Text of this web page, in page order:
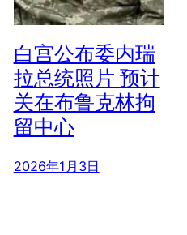
白宫公布委内瑞
拉总统照片 预计
关在布鲁克林拘
留中心
2026年1月3日